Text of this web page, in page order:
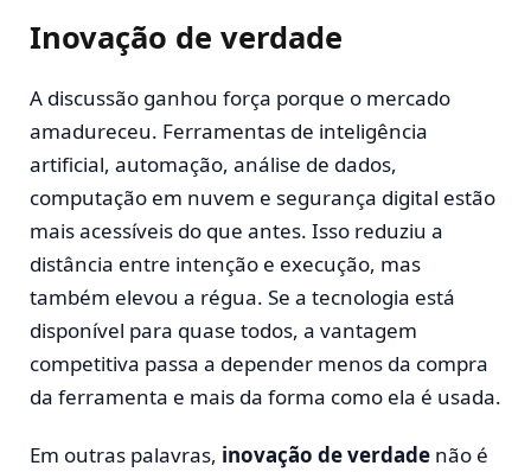
Inovação de verdade
A discussão ganhou força porque o mercado
amadureceu. Ferramentas de inteligência
artificial, automação, análise de dados,
computação em nuvem e segurança digital estão
mais acessíveis do que antes. Isso reduziu a
distância entre intenção e execução, mas
também elevou a régua. Se a tecnologia está
disponível para quase todos, a vantagem
competitiva passa a depender menos da compra
da ferramenta e mais da forma como ela é usada.
Em outras palavras, inovação de verdade não é